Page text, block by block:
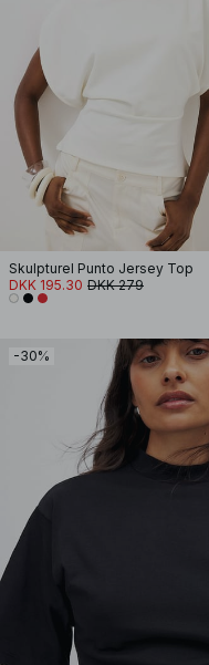
Skulpturel Punto Jersey Top
DKK 195.30 DKK 279
-30%